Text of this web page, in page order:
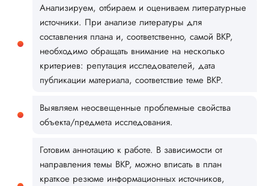
Анализируем, отбираем и оцениваем литературные
источники. При анализе литературы для
составления плана и, соответственно, самой ВКР,
необходимо обращать внимание на несколько
критериев: репутация исследователей, дата
публикации материала, соответствие теме ВКР.
Выявляем неосвещенные проблемные свойства
объекта/предмета исследования.
Готовим аннотацию к работе. В зависимости от
направления темы ВКР, можно вписать в план
краткое резюме информационных источников,